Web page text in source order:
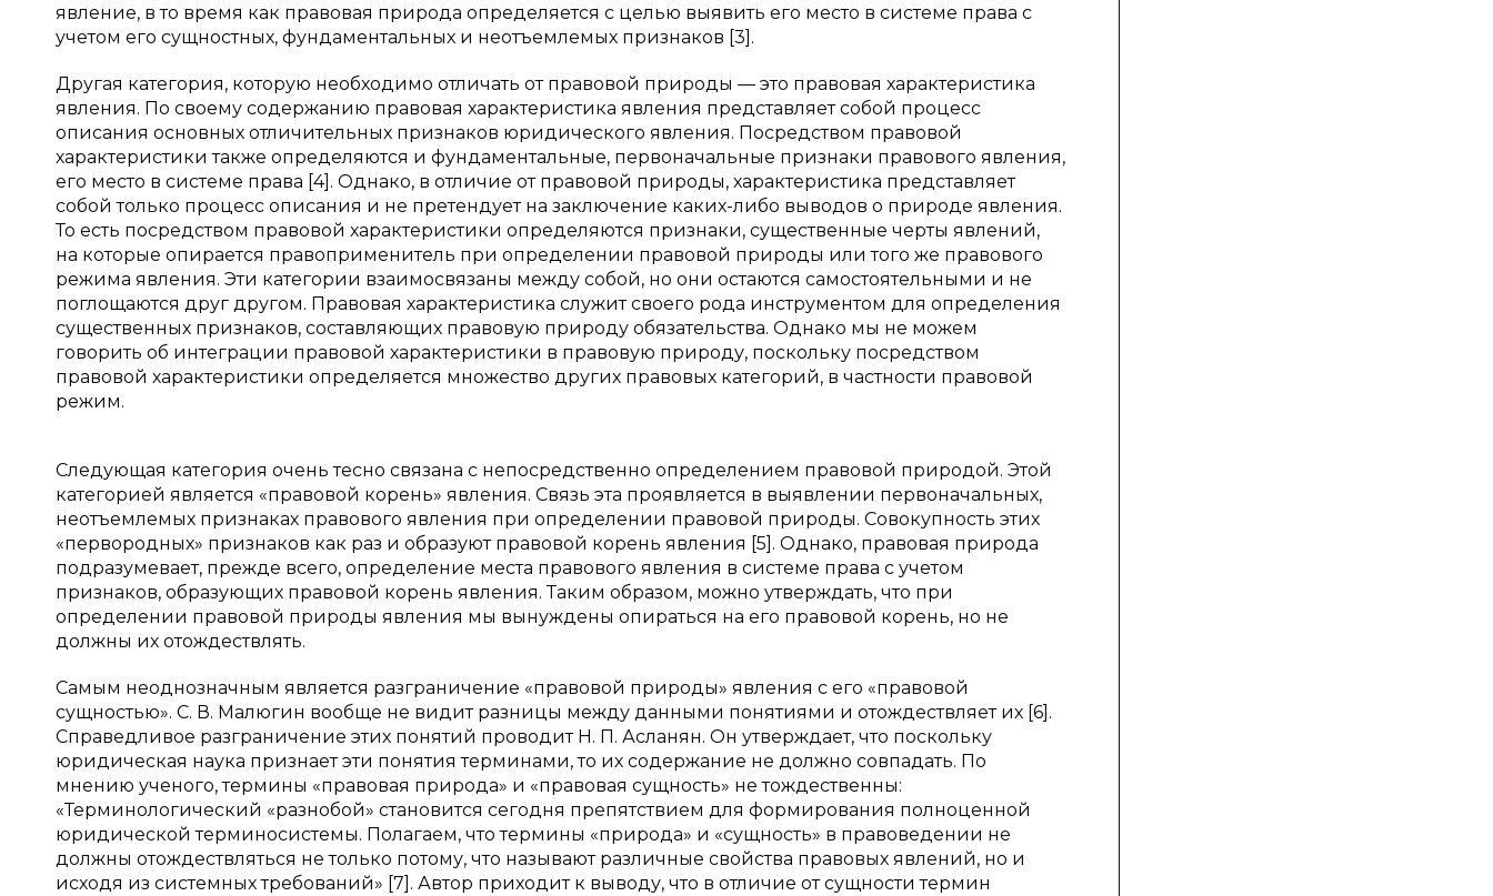
явление, в то время как правовая природа определяется с целью выявить его место в системе права с
учетом его сущностных, фундаментальных и неотъемлемых признаков [3].
Другая категория, которую необходимо отличать от правовой природы — это правовая характеристика
явления. По своему содержанию правовая характеристика явления представляет собой процесс
описания основных отличительных признаков юридического явления. Посредством правовой
характеристики также определяются и фундаментальные, первоначальные признаки правового явления,
его место в системе права [4]. Однако, в отличие от правовой природы, характеристика представляет
собой только процесс описания и не претендует на заключение каких-либо выводов о природе явления.
То есть посредством правовой характеристики определяются признаки, существенные черты явлений,
на которые опирается правоприменитель при определении правовой природы или того же правового
режима явления. Эти категории взаимосвязаны между собой, но они остаются самостоятельными и не
поглощаются друг другом. Правовая характеристика служит своего рода инструментом для определения
существенных признаков, составляющих правовую природу обязательства. Однако мы не можем
говорить об интеграции правовой характеристики в правовую природу, поскольку посредством
правовой характеристики определяется множество других правовых категорий, в частности правовой
режим.
Следующая категория очень тесно связана с непосредственно определением правовой природой. Этой
категорией является «правовой корень» явления. Связь эта проявляется в выявлении первоначальных,
неотъемлемых признаках правового явления при определении правовой природы. Совокупность этих
«первородных» признаков как раз и образуют правовой корень явления [5]. Однако, правовая природа
подразумевает, прежде всего, определение места правового явления в системе права с учетом
признаков, образующих правовой корень явления. Таким образом, можно утверждать, что при
определении правовой природы явления мы вынуждены опираться на его правовой корень, но не
должны их отождествлять.
Самым неоднозначным является разграничение «правовой природы» явления с его «правовой
сущностью». С. В. Малюгин вообще не видит разницы между данными понятиями и отождествляет их [6].
Справедливое разграничение этих понятий проводит Н. П. Асланян. Он утверждает, что поскольку
юридическая наука признает эти понятия терминами, то их содержание не должно совпадать. По
мнению ученого, термины «правовая природа» и «правовая сущность» не тождественны:
«Терминологический «разнобой» становится сегодня препятствием для формирования полноценной
юридической терминосистемы. Полагаем, что термины «природа» и «сущность» в правоведении не
должны отождествляться не только потому, что называют различные свойства правовых явлений, но и
исходя из системных требований» [7]. Автор приходит к выводу, что в отличие от сущности термин